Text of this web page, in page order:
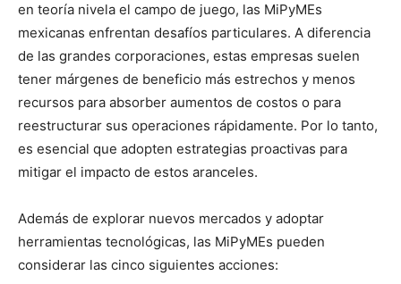
en teoría nivela el campo de juego, las MiPyMEs
mexicanas enfrentan desafíos particulares. A diferencia
de las grandes corporaciones, estas empresas suelen
tener márgenes de beneficio más estrechos y menos
recursos para absorber aumentos de costos o para
reestructurar sus operaciones rápidamente. Por lo tanto,
es esencial que adopten estrategias proactivas para
mitigar el impacto de estos aranceles.
Además de explorar nuevos mercados y adoptar
herramientas tecnológicas, las MiPyMEs pueden
considerar las cinco siguientes acciones: